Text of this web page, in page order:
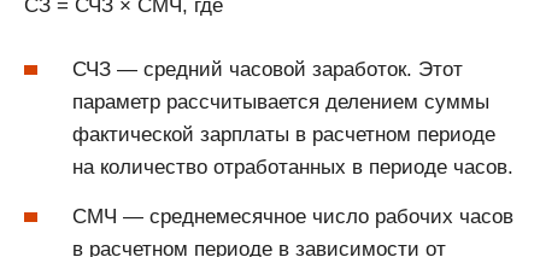
СЗ = СЧЗ × СМЧ, где
СЧЗ — средний часовой заработок. Этот
параметр рассчитывается делением суммы
фактической зарплаты в расчетном периоде
на количество отработанных в периоде часов.
СМЧ — среднемесячное число рабочих часов
в расчетном периоде в зависимости от